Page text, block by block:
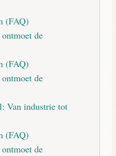
(FAQ)
de
(FAQ)
de
Van industrie tot
(FAQ)
de